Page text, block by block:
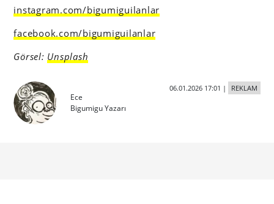
instagram.com/bigumiguilanlar
facebook.com/bigumiguilanlar
Görsel: Unsplash
Ece
Bigumigu Yazarı
06.01.2026 17:01 | REKLAM